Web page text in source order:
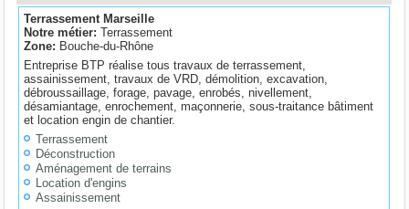
Terrassement Marseille
Notre métier: Terrassement
Zone: Bouche-du-Rhône
Entreprise BTP réalise tous travaux de terrassement,
assainissement, travaux de VRD, démolition, excavation,
débroussaillage, forage, pavage, enrobés, nivellement,
désamiantage, enrochement, maçonnerie, sous-traitance bâtiment
et location engin de chantier.
Terrassement
Déconstruction
Aménagement de terrains
Location d'engins
Assainissement